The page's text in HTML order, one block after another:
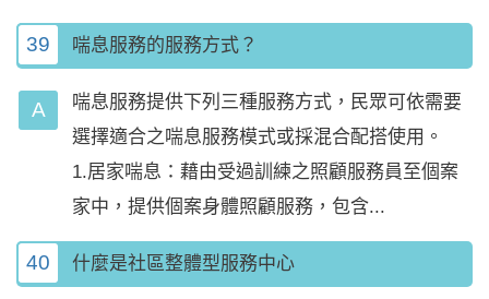
39 喘息服務的服務方式？
喘息服務提供下列三種服務方式，民眾可依需要
選擇適合之喘息服務模式或採混合配搭使用。
1.居家喘息：藉由受過訓練之照顧服務員至個案
家中，提供個案身體照顧服務，包含...
40 什麼是社區整體型服務中心